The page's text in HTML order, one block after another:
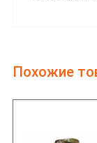
Похожие